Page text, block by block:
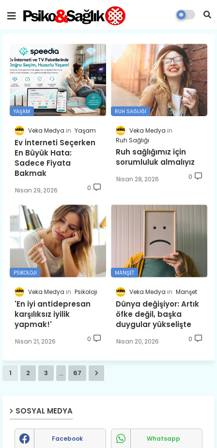
YAŞAM
Veka Medya Yaşam
Ev İnterneti Seçerken
En Büyük Hata:
Sadece Fiyata
Bakmak
Nisan 29, 2026 0
RUH SAĞLIĞI
Veka Medya
Ruh Sağlığı
Ruh sağlığımız için
sorumluluk almalıyız
Nisan 28, 2026 0
PSIKOLOJI
Veka Medya Psikoloji
'En iyi antidepresan
karşılıksız iyilik
yapmak!'
Nisan 21, 2026 0
MANŞET
Veka Medya Manşet
Dünya değişiyor: Artık
öfke değil, başka
duygular yükselişte
Nisan 20, 2026 0
1 2 3 ... 67
SOSYAL MEDYA
Facebook Whatsapp